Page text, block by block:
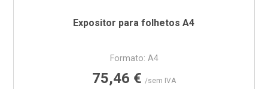
Expositor para folhetos A4
Formato: A4
Preço
75,46 € /sem IVA